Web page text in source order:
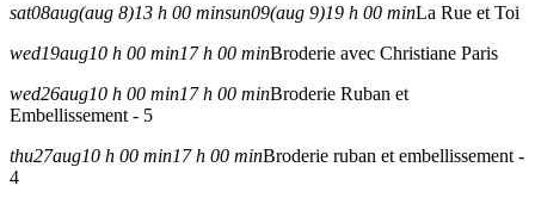
sat08aug(aug 8)13 h 00 minsun09(aug 9)19 h 00 minLa Rue et Toi
wed19aug10 h 00 min17 h 00 minBroderie avec Christiane Paris
wed26aug10 h 00 min17 h 00 minBroderie Ruban et
Embellissement - 5
thu27aug10 h 00 min17 h 00 minBroderie ruban et embellissement -
4